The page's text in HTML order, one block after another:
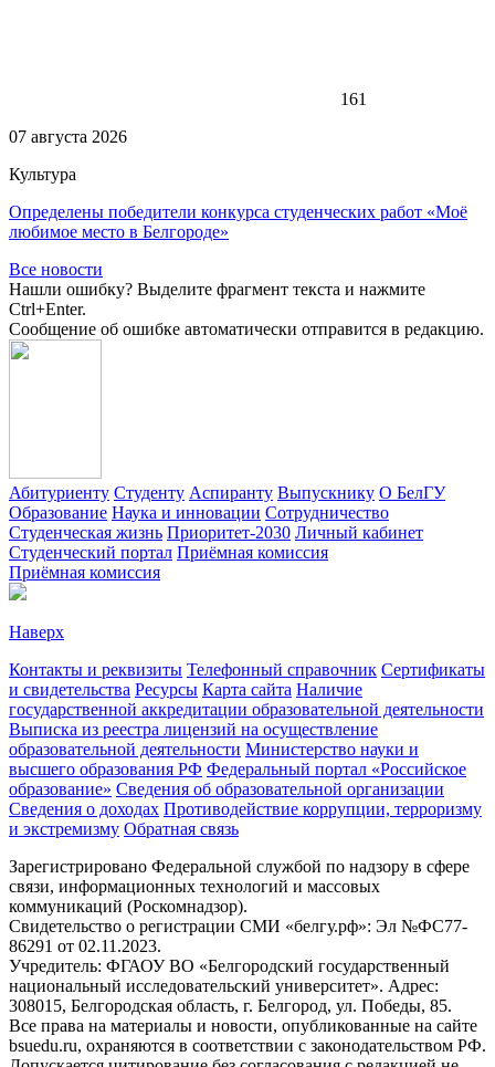
161
07 августа 2026
Культура
Определены победители конкурса студенческих работ «Моё
любимое место в Белгороде»
Все новости
Нашли ошибку? Выделите фрагмент текста и нажмите
Ctrl+Enter.
Сообщение об ошибке автоматически отправится в редакцию.
Абитуриенту Студенту Аспиранту Выпускнику О БелГУ
Образование Наука и инновации Сотрудничество
Студенческая жизнь Приоритет-2030 Личный кабинет
Студенческий портал Приёмная комиссия
Приёмная комиссия
Наверх
Контакты и реквизиты Телефонный справочник Сертификаты
и свидетельства Ресурсы Карта сайта Наличие
государственной аккредитации образовательной деятельности
Выписка из реестра лицензий на осуществление
образовательной деятельности Министерствo науки и
высшего образования РФ Федеральный портал «Российское
образование» Сведения об образовательной организации
Сведения о доходах Противодействие коррупции, терроризму
и экстремизму Обратная связь
Зарегистрировано Федеральной службой по надзору в сфере
связи, информационных технологий и массовых
коммуникаций (Роскомнадзор).
Свидетельство о регистрации СМИ «белгу.рф»: Эл №ФС77-
86291 от 02.11.2023.
Учредитель: ФГАОУ ВО «Белгородский государственный
национальный исследовательский университет». Адрес:
308015, Белгородская область, г. Белгород, ул. Победы, 85.
Все права на материалы и новости, опубликованные на сайте
bsuedu.ru, охраняются в соответствии с законодательством РФ.